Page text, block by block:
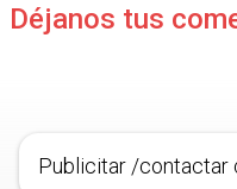
Déjanos tus
Publicitar /contactar